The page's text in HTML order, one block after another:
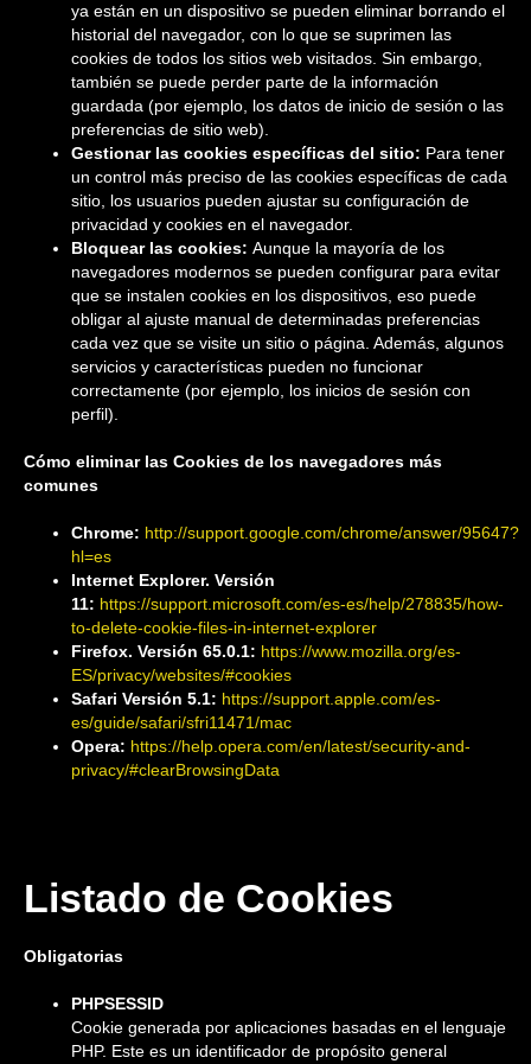
ya están en un dispositivo se pueden eliminar borrando el
historial del navegador, con lo que se suprimen las
cookies de todos los sitios web visitados. Sin embargo,
también se puede perder parte de la información
guardada (por ejemplo, los datos de inicio de sesión o las
preferencias de sitio web).
Gestionar las cookies específicas del sitio: Para tener
un control más preciso de las cookies específicas de cada
sitio, los usuarios pueden ajustar su configuración de
privacidad y cookies en el navegador.
Bloquear las cookies: Aunque la mayoría de los
navegadores modernos se pueden configurar para evitar
que se instalen cookies en los dispositivos, eso puede
obligar al ajuste manual de determinadas preferencias
cada vez que se visite un sitio o página. Además, algunos
servicios y características pueden no funcionar
correctamente (por ejemplo, los inicios de sesión con
perfil).
Cómo eliminar las Cookies de los navegadores más
comunes
Chrome: http://support.google.com/chrome/answer/95647?
hl=es
Internet Explorer. Versión
11: https://support.microsoft.com/es-es/help/278835/how-
to-delete-cookie-files-in-internet-explorer
Firefox. Versión 65.0.1: https://www.mozilla.org/es-
ES/privacy/websites/#cookies
Safari Versión 5.1: https://support.apple.com/es-
es/guide/safari/sfri11471/mac
Opera: https://help.opera.com/en/latest/security-and-
privacy/#clearBrowsingData
Listado de Cookies
Obligatorias
PHPSESSID
Cookie generada por aplicaciones basadas en el lenguaje
PHP. Este es un identificador de propósito general